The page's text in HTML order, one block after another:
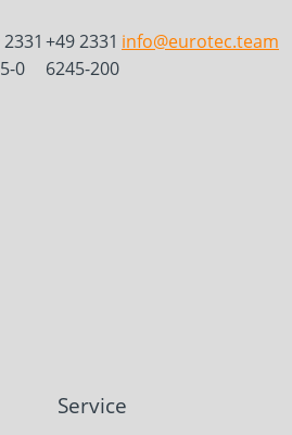
0
+49 2331
6245-200
info@eurotec.team
Service